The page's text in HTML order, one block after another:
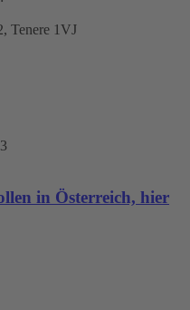
Tenere 1VJ
in Österreich, hier